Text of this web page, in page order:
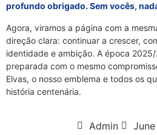
profundo obrigado. Sem vocês,
Agora, viramos a página com a
direção clara: continuar a crescer,
identidade e ambição. A época
preparada com o mesmo
Elvas, o nosso emblema e todos os
história centenária.
Admin